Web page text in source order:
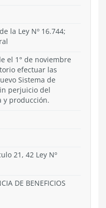
la Ley Nº 16.744;
el 1° de noviembre
efectuar las
Sistema de
perjuicio del
y producción.
21, 42 Ley Nº
DE BENEFICIOS